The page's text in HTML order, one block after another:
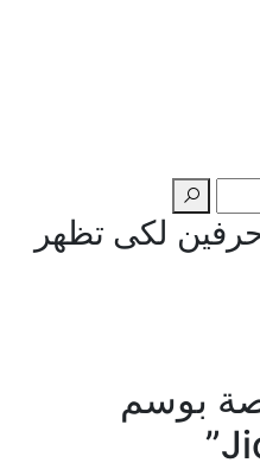
لكى تظهر
بوسم